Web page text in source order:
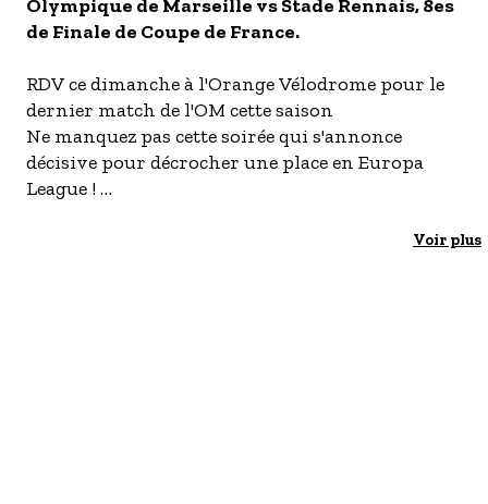
Olympique de Marseille vs Stade Rennais, 8es
de Finale de Coupe de France.
RDV ce dimanche à l'Orange Vélodrome pour le
dernier match de l'OM cette saison
Ne manquez pas cette soirée qui s'annonce
décisive pour décrocher une place en Europa
League !
Voir plus